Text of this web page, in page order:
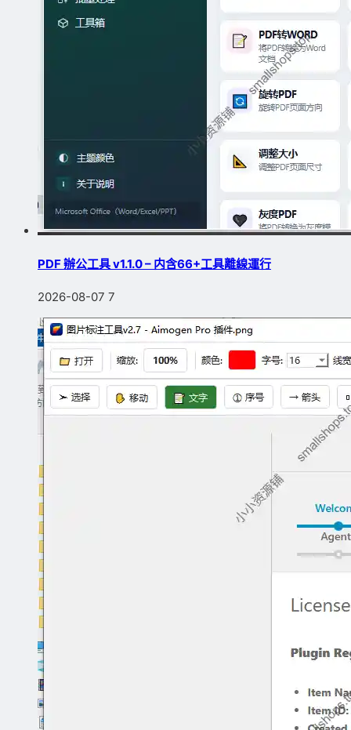
PDF 辦公工具 v1.1.0 – 内含66+工具離線運行
2026-08-07 7